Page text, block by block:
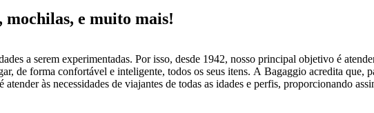
e muito mais!
a serem experimentadas. Por isso, desde 1942, nosso principal objetivo é
de forma confortável e inteligente, todos os seus itens. A Bagaggio acredita que,
às necessidades de viajantes de todas as idades e perfis, proporcionando